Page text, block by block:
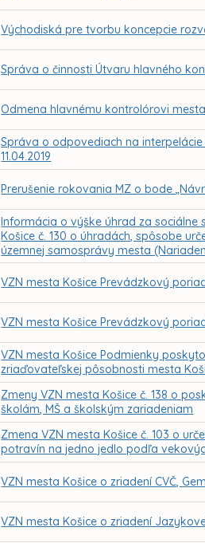
Východiská pre tvorbu koncepcie
Správa o činnosti Útvaru hlavného
Odmena hlavnému kontrolórovi
Správa o odpovediach na
11.04.2019
Prerušenie rokovania MZ o bode
Informácia o výške úhrad za
Košice č. 130 o úhradách, spôsobe
územnej samosprávy mesta
VZN mesta Košice Prevádzkový
VZN mesta Košice Prevádzkový
VZN mesta Košice Podmienky
zriaďovateľskej pôsobnosti mesta
Zmeny VZN mesta Košice č. 138 o
školám, MŠ a školským zariadeniam
Zmena VZN mesta Košice č. 103 o
potravín na jedno jedlo podľa
VZN mesta Košice o zriadení CVČ,
VZN mesta Košice o zriadení